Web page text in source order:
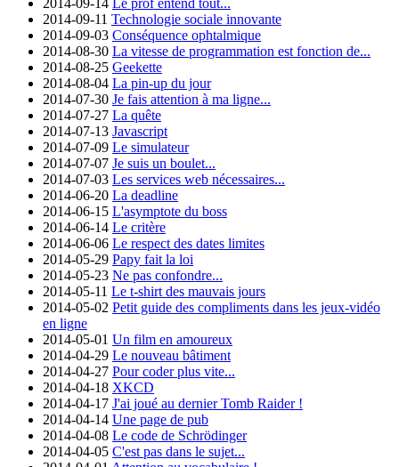
2014-09-11 Technologie sociale innovante
2014-09-03 Conséquence ophtalmique
2014-08-30 La vitesse de programmation est fonction de...
2014-08-25 Geekette
2014-08-04 La pin-up du jour
2014-07-30 Je fais attention à ma ligne...
2014-07-27 La quête
2014-07-13 Javascript
2014-07-09 Le simulateur
2014-07-07 Je suis un boulet...
2014-07-03 Les services web nécessaires...
2014-06-20 La deadline
2014-06-15 L'asymptote du boss
2014-06-14 Le critère
2014-06-06 Le respect des dates limites
2014-05-29 Papy fait la loi
2014-05-23 Ne pas confondre...
2014-05-11 Le t-shirt des mauvais jours
2014-05-02 Petit guide des compliments dans les jeux-vidéo
en ligne
2014-05-01 Un film en amoureux
2014-04-29 Le nouveau bâtiment
2014-04-27 Pour coder plus vite...
2014-04-18 XKCD
2014-04-17 J'ai joué au dernier Tomb Raider !
2014-04-14 Une page de pub
2014-04-08 Le code de Schrödinger
2014-04-05 C'est pas dans le sujet...